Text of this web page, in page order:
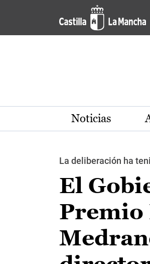
Pasar al contenido principal
Noticias
La deliberación ha
El
Premio